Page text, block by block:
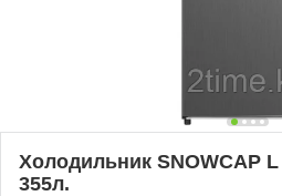
Холодильник SNOWCAP
355л.